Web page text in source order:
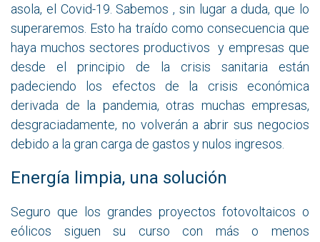
asola, el Covid-19. Sabemos , sin lugar a duda, que lo
superaremos. Esto ha traído como consecuencia que
haya muchos sectores productivos y empresas que
desde el principio de la crisis sanitaria están
padeciendo los efectos de la crisis económica
derivada de la pandemia, otras muchas empresas,
desgraciadamente, no volverán a abrir sus negocios
debido a la gran carga de gastos y nulos ingresos.
Energía limpia, una solución
Seguro que los grandes proyectos fotovoltaicos o
eólicos siguen su curso con más o menos